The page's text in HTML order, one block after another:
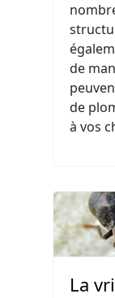
de
de
à vos
La